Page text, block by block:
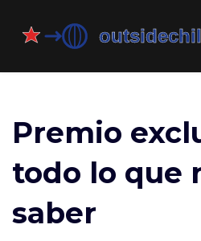
Premio
todo lo que
saber